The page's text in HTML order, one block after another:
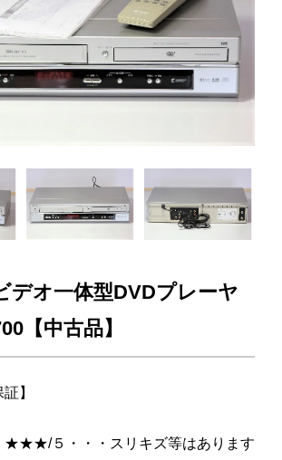
デオ一体型DVDプレーヤ
【中古品】
証】
★★★/５・・・スリキズ等はあります